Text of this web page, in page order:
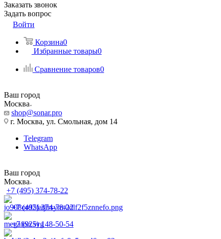
Заказать звонок
Задать вопрос
Войти
Корзина0
Избранные товары0
Сравнение товаров0
Ваш город
Москва
shop@sonar.pro
г. Москва, ул. Смольная, дом 14
Telegram
WhatsApp
Ваш город
Москва
+7 (495) 374-78-22
+7 (495) 374-78-22
+7 (925) 148-50-54